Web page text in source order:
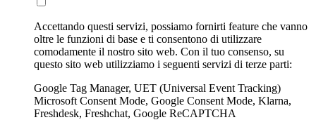
Accettando questi servizi, possiamo fornirti feature che vanno
oltre le funzioni di base e ti consentono di utilizzare
comodamente il nostro sito web. Con il tuo consenso, su
questo sito web utilizziamo i seguenti servizi di terze parti:
Google Tag Manager, UET (Universal Event Tracking)
Microsoft Consent Mode, Google Consent Mode, Klarna,
Freshdesk, Freshchat, Google ReCAPTCHA